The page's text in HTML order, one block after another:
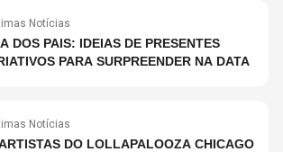
Notícias
PAIS: IDEIAS DE PRESENTES
PARA SURPREENDER NA DATA
Notícias
DO LOLLAPALOOZA CHICAGO